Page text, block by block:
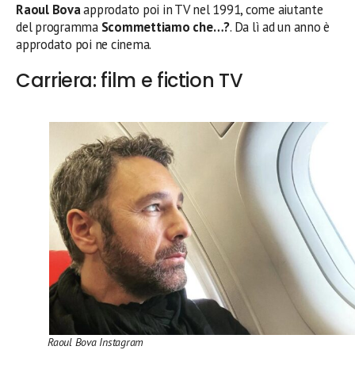
Raoul Bovaapprodato poi in TV nel 1991, come aiutante
del programma Scommettiamo che…?. Da lì ad un anno è
approdato poi ne cinema.
Carriera: film e fiction TV
Raoul Bova Instagram